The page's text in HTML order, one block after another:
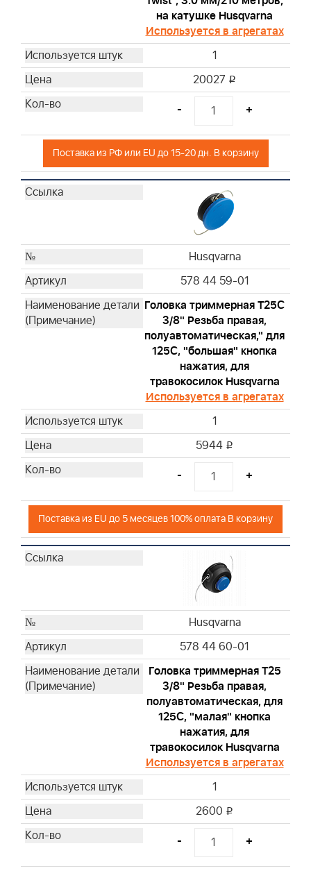
на катушке Husqvarna
Используется в агрегатах
1
20027 i
- +
Поставка из РФ или EU до 15-20 дн. В корзину
Husqvarna
578 44 59-01
Головка триммерная T25С
3/8" Резьба правая,
полуавтоматическая," для
125С, "большая" кнопка
нажатия, для
травокосилок Husqvarna
Используется в агрегатах
1
5944 i
- +
Поставка из EU до 5 месяцев 100% оплата В корзину
Husqvarna
578 44 60-01
Головка триммерная T25
3/8" Резьба правая,
полуавтоматическая, для
125С, "малая" кнопка
нажатия, для
травокосилок Husqvarna
Используется в агрегатах
1
2600 i
- +